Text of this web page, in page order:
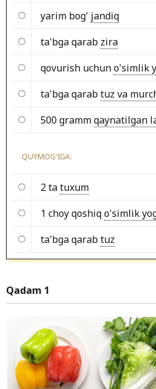
yarim bog' jandiq
ta'bga qarab zira
qovurish uchuno'simlik
ta'bga qarabtuz va
500 grammqaynatilgan
QUYMOG'IGA:
2 tatuxum
1 choy qoshiqo'simlik
ta'bga qarabtuz
Qadam 1